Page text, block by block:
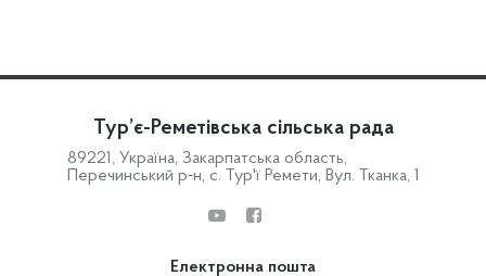
Тур’є-Реметівська сільська рада
89221, Україна, Закарпатська область,
Перечинський р-н, с. Тур'ї Ремети, Вул. Тканка, 1
Електронна пошта